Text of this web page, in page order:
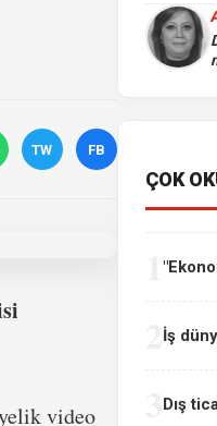
TW FB
video
ÇOK
İş
Dış